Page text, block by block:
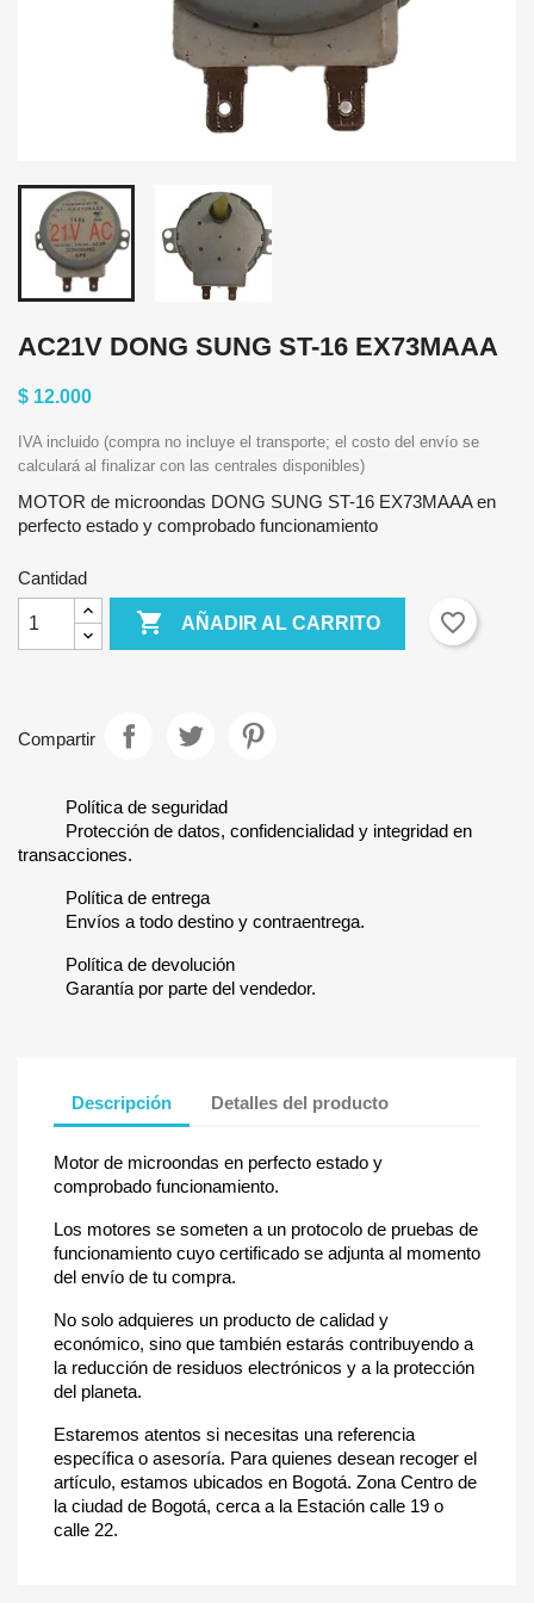
AC21V DONG SUNG ST-16 EX73MAAA
$ 12.000
IVA incluido (compra no incluye el transporte; el costo del envío se
calculará al finalizar con las centrales disponibles)
MOTOR de microondas DONG SUNG ST-16 EX73MAAA en
perfecto estado y comprobado funcionamiento
Cantidad
 AÑADIR AL CARRITO favorite_border
Compartir
Política de seguridad
Protección de datos, confidencialidad y integridad en
transacciones.
Política de entrega
Envíos a todo destino y contraentrega.
Política de devolución
Garantía por parte del vendedor.
Descripción Detalles del producto
Motor de microondas en perfecto estado y
comprobado funcionamiento.
Los motores se someten a un protocolo de pruebas de
funcionamiento cuyo certificado se adjunta al momento
del envío de tu compra.
No solo adquieres un producto de calidad y
económico, sino que también estarás contribuyendo a
la reducción de residuos electrónicos y a la protección
del planeta.
Estaremos atentos si necesitas una referencia
específica o asesoría. Para quienes desean recoger el
artículo, estamos ubicados en Bogotá. Zona Centro de
la ciudad de Bogotá, cerca a la Estación calle 19 o
calle 22.